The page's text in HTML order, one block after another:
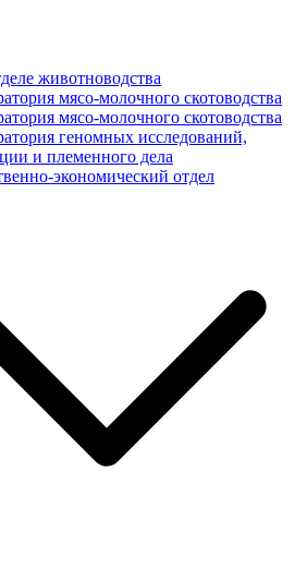
животноводства
мясо-молочного скотоводства
мясо-молочного скотоводства
геномных исследований,
и племенного дела
экономический отдел